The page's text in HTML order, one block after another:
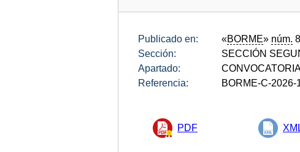
Publicado en: «BORME» núm.
Sección:
SECCIÓN
Apartado:
Referencia:
BORME-C-2026-
PDF